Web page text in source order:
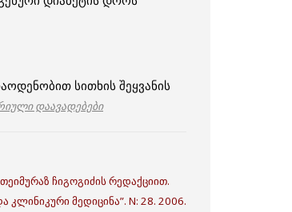
სითხის შეყვანის
დაავადებები
ჩიგოგიძის რედაქციით.
მედიცინა”. N: 28. 2006.